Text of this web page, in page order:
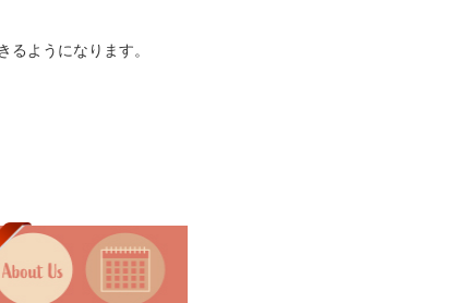
ようになります。